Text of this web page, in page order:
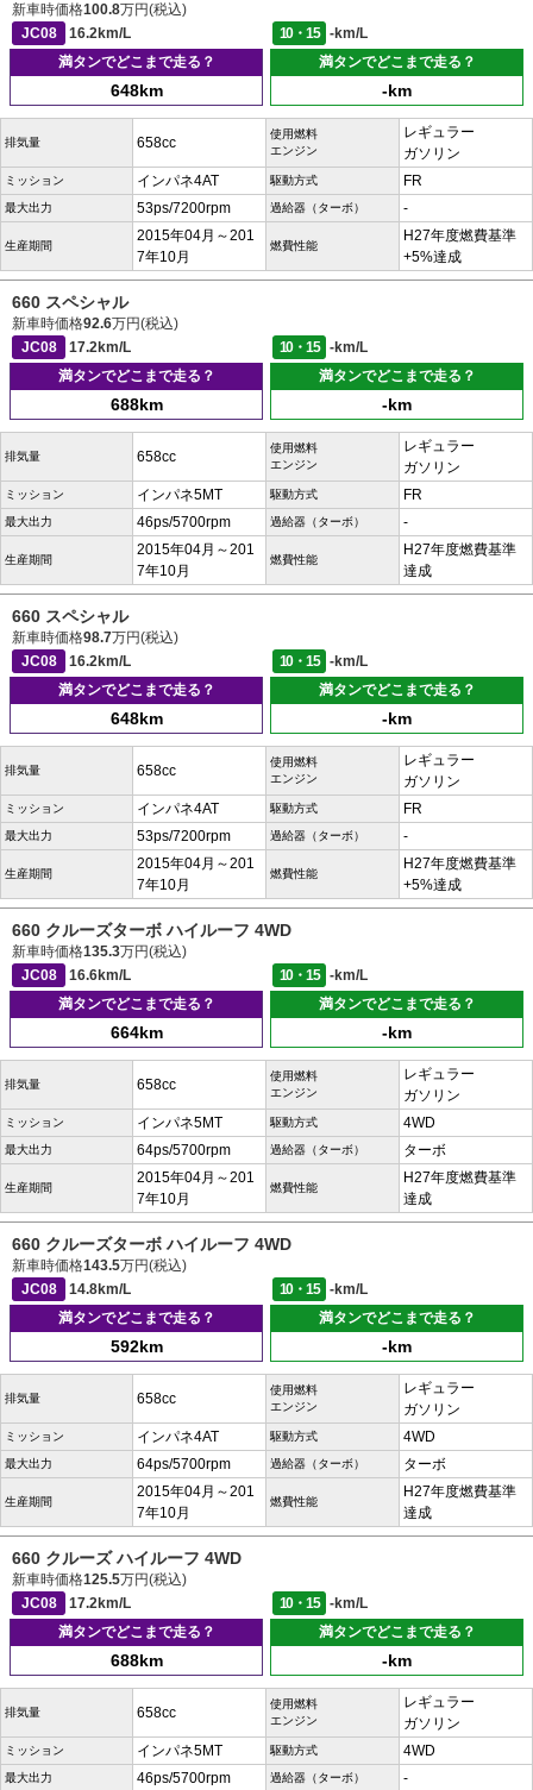
新車時価格100.8万円(税込)
JC08
16.2km/L 10・15
-km/L
満タンでどこまで走る？
648km
満タンでどこまで走る？
-km
排気量 658cc
使用燃料
エンジン
レギュラー
ガソリン
ミッション インパネ4AT 駆動方式 FR
最大出力 53ps/7200rpm 過給器（ターボ） -
生産期間
2015年04月～201
7年10月
燃費性能
H27年度燃費基準
+5%達成
660 スペシャル
新車時価格92.6万円(税込)
JC08
17.2km/L 10・15
-km/L
満タンでどこまで走る？
688km
満タンでどこまで走る？
-km
排気量 658cc
使用燃料
エンジン
レギュラー
ガソリン
ミッション インパネ5MT 駆動方式 FR
最大出力 46ps/5700rpm 過給器（ターボ） -
生産期間
2015年04月～201
7年10月
燃費性能
H27年度燃費基準
達成
660 スペシャル
新車時価格98.7万円(税込)
JC08
16.2km/L 10・15
-km/L
満タンでどこまで走る？
648km
満タンでどこまで走る？
-km
排気量 658cc
使用燃料
エンジン
レギュラー
ガソリン
ミッション インパネ4AT 駆動方式 FR
最大出力 53ps/7200rpm 過給器（ターボ） -
生産期間
2015年04月～201
7年10月
燃費性能
H27年度燃費基準
+5%達成
660 クルーズターボ ハイルーフ 4WD
新車時価格135.3万円(税込)
JC08
16.6km/L 10・15
-km/L
満タンでどこまで走る？
664km
満タンでどこまで走る？
-km
排気量 658cc
使用燃料
エンジン
レギュラー
ガソリン
ミッション インパネ5MT 駆動方式 4WD
最大出力 64ps/5700rpm 過給器（ターボ） ターボ
生産期間
2015年04月～201
7年10月
燃費性能
H27年度燃費基準
達成
660 クルーズターボ ハイルーフ 4WD
新車時価格143.5万円(税込)
JC08
14.8km/L 10・15
-km/L
満タンでどこまで走る？
592km
満タンでどこまで走る？
-km
排気量 658cc
使用燃料
エンジン
レギュラー
ガソリン
ミッション インパネ4AT 駆動方式 4WD
最大出力 64ps/5700rpm 過給器（ターボ） ターボ
生産期間
2015年04月～201
7年10月
燃費性能
H27年度燃費基準
達成
660 クルーズ ハイルーフ 4WD
新車時価格125.5万円(税込)
JC08
17.2km/L 10・15
-km/L
満タンでどこまで走る？
688km
満タンでどこまで走る？
-km
排気量 658cc
使用燃料
エンジン
レギュラー
ガソリン
ミッション インパネ5MT 駆動方式 4WD
最大出力 46ps/5700rpm 過給器（ターボ） -